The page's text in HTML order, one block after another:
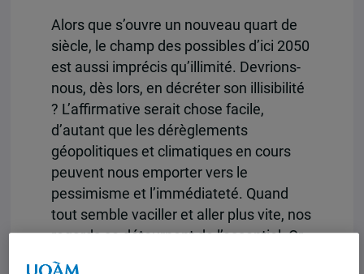
Alors que s’ouvre un nouveau quart de
siècle, le champ des possibles d’ici 2050
est aussi imprécis qu’illimité. Devrions-
nous, dès lors, en décréter son illisibilité
? L’affirmative serait chose facile,
d’autant que les dérèglements
géopolitiques et climatiques en cours
peuvent nous emporter vers le
pessimisme et l’immédiateté. Quand
tout semble vaciller et aller plus vite, nos
regards se détournent de l’essentiel. Or
voir au loin est nécessaire, et pour ce